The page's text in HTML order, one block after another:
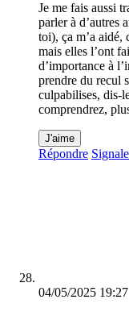
Je me fais aussi
parler à d’autres
toi), ça m’a aidé,
mais elles l’ont
d’importance à
prendre du recul
culpabilises, dis-
comprendrez,
J'aime
Répondre
04/05/2025 19:27